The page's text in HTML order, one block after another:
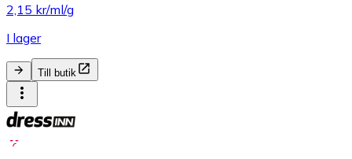
2,15 kr/ml/g
I lager
Till butik